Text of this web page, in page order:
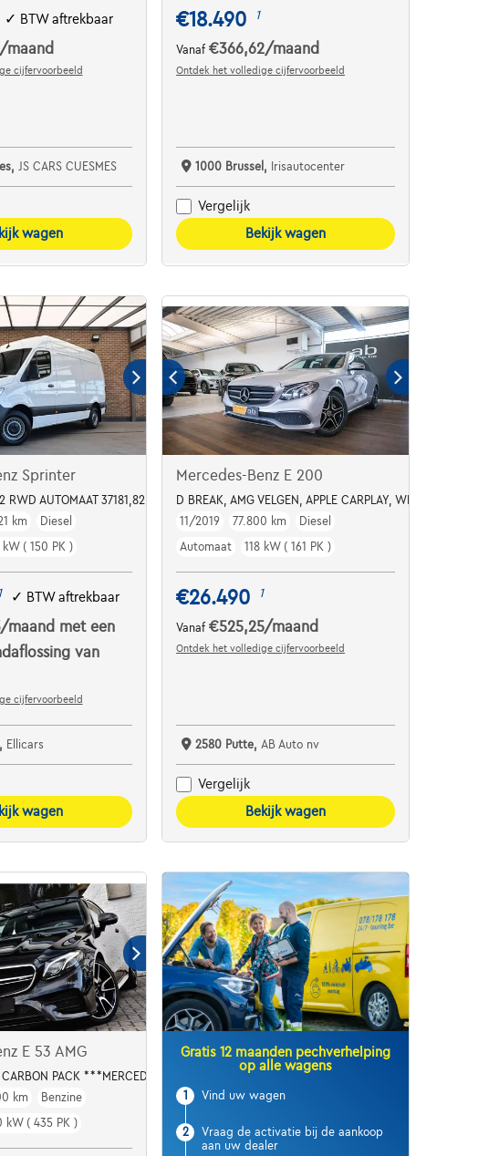
✓ BTW aftrekbaar
/maand
cijfervoorbeeld
JS CARS CUESMES
wagen
€18.490 1
Vanaf€366,62/maand
Ontdek het volledige cijfervoorbeeld
1000 Brussel, Irisautocenter
Vergelijk
Bekijk wagen
SYSTEM*
Sprinter
RWD AUTOMAAT 37181,82 NETTO / CARPLAY / CAMERA / DAB
km
Diesel
kW ( 150 PK )
1 ✓ BTW aftrekbaar
/maand met een
van
cijfervoorbeeld
Ellicars
wagen
Mercedes-Benz E 200
D BREAK, AMG VELGEN, APPLE CARPLAY, WIDESCREEN,
11/2019
77.800 km
Diesel
Automaat
118 kW ( 161 PK )
€26.490 1
Vanaf€525,25/maand
Ontdek het volledige cijfervoorbeeld
2580 Putte, AB Auto nv
Vergelijk
Bekijk wagen
E 53 AMG
PACK ***MERCEDES HISTORY***
km
Benzine
kW ( 435 PK )
Gratis 12 maanden pechverhelping
op alle wagens
1 Vind uw wagen
2
Vraag de activatie bij de aankoop
aan uw dealer